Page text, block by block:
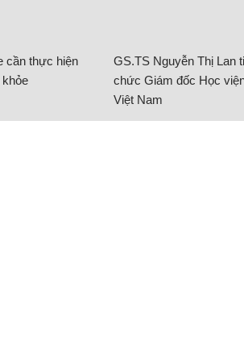
cần thực hiện
GS.TS Nguyễn Thị Lan
chức Giám đốc Học
Việt Nam